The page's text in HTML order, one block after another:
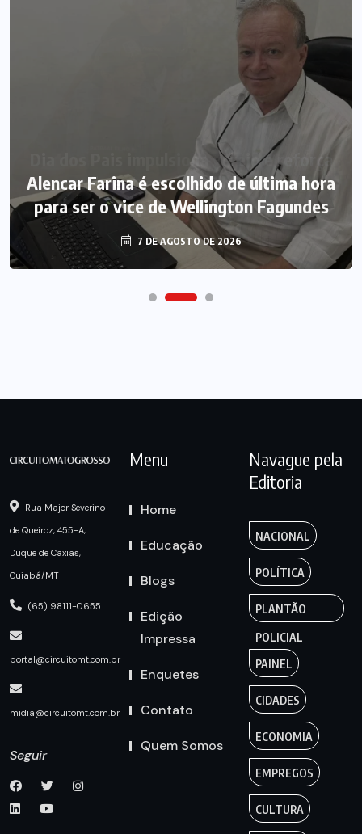
Alencar Farina é escolhido de última hora
para ser o vice de Wellington Fagundes
7 DE AGOSTO DE 2026
Rua Major Severino
de Queiroz, 455-A,
Duque de Caxias,
Cuiabá/MT
(65) 98111-0655
portal@circuitomt.com.br
midia@circuitomt.com.br
Seguir
Menu
Home
Educação
Blogs
Edição
Impressa
Enquetes
Contato
Quem Somos
Navague pela
Editoria
NACIONAL
POLÍTICA
PLANTÃO
POLICIAL
PAINEL
CIDADES
ECONOMIA
EMPREGOS
CULTURA